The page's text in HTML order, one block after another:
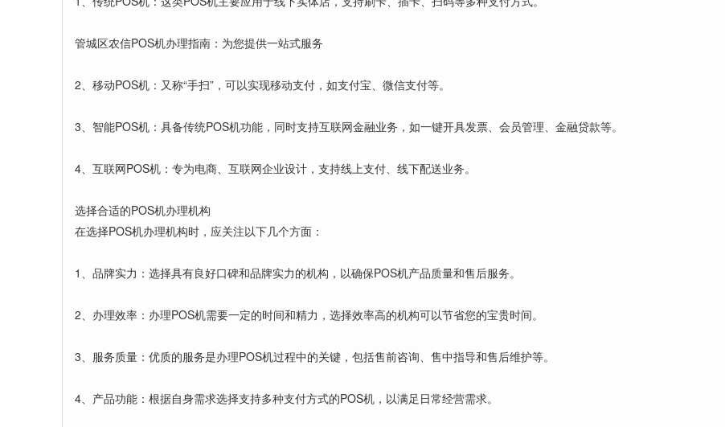
管城区农信POS机办理指南：为您提供一站式服务
2、移动POS机：又称“手扫”，可以实现移动支付，如支付宝、微信支付等。
3、智能POS机：具备传统POS机功能，同时支持互联网金融业务，如一键开具发票、会员管理、金融贷款等。
4、互联网POS机：专为电商、互联网企业设计，支持线上支付、线下配送业务。
选择合适的POS机办理机构
在选择POS机办理机构时，应关注以下几个方面：
1、品牌实力：选择具有良好口碑和品牌实力的机构，以确保POS机产品质量和售后服务。
2、办理效率：办理POS机需要一定的时间和精力，选择效率高的机构可以节省您的宝贵时间。
3、服务质量：优质的服务是办理POS机过程中的关键，包括售前咨询、售中指导和售后维护等。
4、产品功能：根据自身需求选择支持多种支付方式的POS机，以满足日常经营需求。